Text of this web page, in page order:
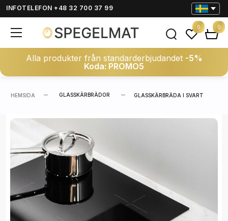
INFOTELEFON +48 32 700 37 99
Alla produkter från standarderbjudandet -5%
Koda: PROMO5
0 0
HEMSIDA GLASSKÄRBRÄDOR GLASSKÄRBRÄDA I SVART